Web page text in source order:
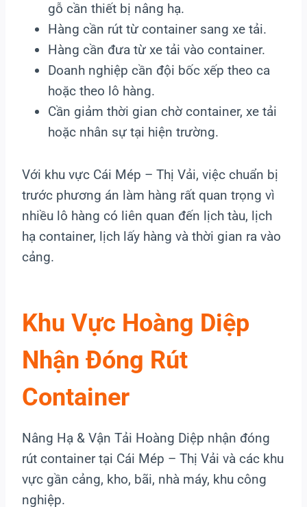
gỗ cần thiết bị nâng hạ.
Hàng cần rút từ container sang xe tải.
Hàng cần đưa từ xe tải vào container.
Doanh nghiệp cần đội bốc xếp theo ca
hoặc theo lô hàng.
Cần giảm thời gian chờ container, xe tải
hoặc nhân sự tại hiện trường.
Với khu vực Cái Mép – Thị Vải, việc chuẩn bị
trước phương án làm hàng rất quan trọng vì
nhiều lô hàng có liên quan đến lịch tàu, lịch
hạ container, lịch lấy hàng và thời gian ra vào
cảng.
Khu Vực Hoàng Diệp
Nhận Đóng Rút
Container
Nâng Hạ & Vận Tải Hoàng Diệp nhận đóng
rút container tại Cái Mép – Thị Vải và các khu
vực gần cảng, kho, bãi, nhà máy, khu công
nghiệp.